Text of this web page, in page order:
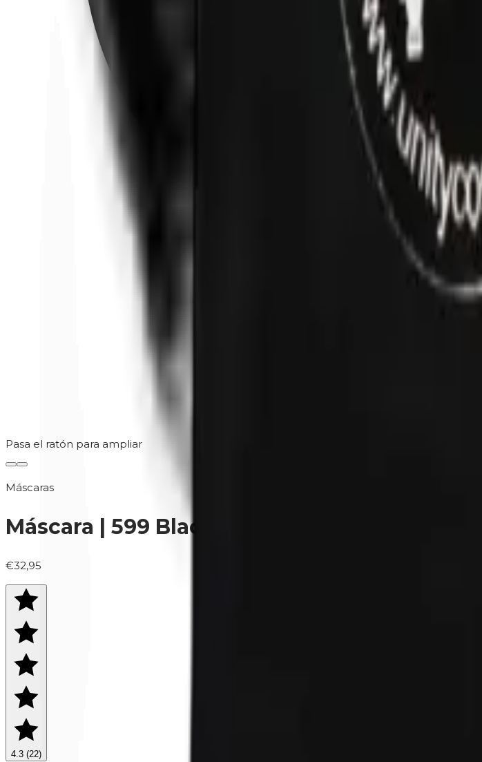
Pasa el ratón para ampliar
Máscaras
Máscara | 599 Black
€32,95
4.3 (22)